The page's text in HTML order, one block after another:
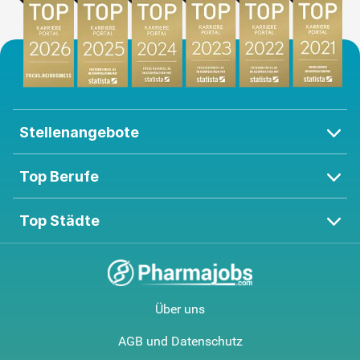
Stellenangebote
Top Berufe
Top Städte
Über uns
AGB und Datenschutz